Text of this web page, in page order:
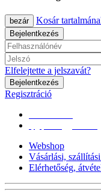
bezár Kosár
Bejelentkezés
Elfelejtette a jelszavát?
Bejelentkezés
Regisztráció
Webshop
Vásárlási,
Elérhetőség,